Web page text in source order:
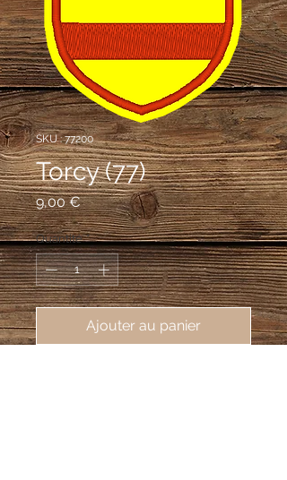
SKU : 77200
Torcy (77)
9,00 €Prix
Quantité *
Ajouter au panier